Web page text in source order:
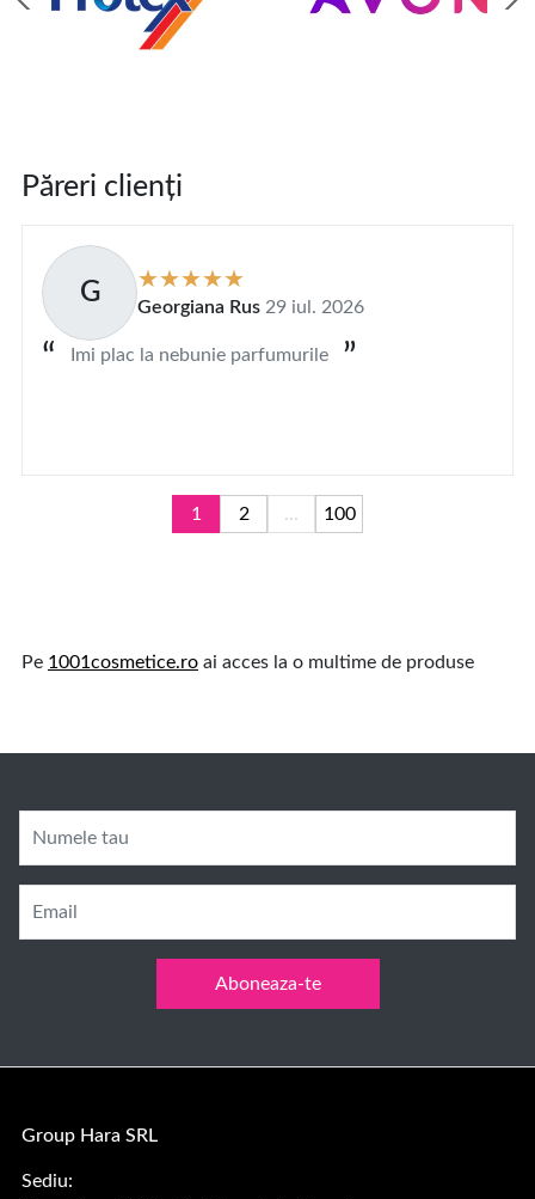
Păreri clienți
G Georgiana Rus 29 iul. 2026
Imi plac la nebunie parfumurile
1 2 ... 100
Pe 1001cosmetice.ro ai acces la o multime de produse
Numele tau
Email
Aboneaza-te
Group Hara SRL
Sediu: